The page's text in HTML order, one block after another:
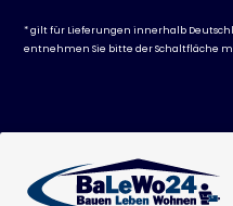
* gilt für Lieferungen innerhalb
entnehmen Sie bitte der Schaltfläche